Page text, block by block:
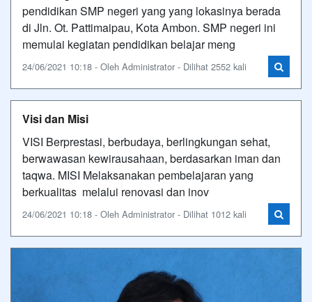
pendidikan SMP negeri yang yang lokasinya berada
di Jln. Ot. Pattimaipau, Kota Ambon. SMP negeri ini
memulai kegiatan pendidikan belajar meng
24/06/2021 10:18 - Oleh Administrator - Dilihat 2552 kali
Visi dan Misi
VISI Berprestasi, berbudaya, berlingkungan sehat,
berwawasan kewirausahaan, berdasarkan iman dan
taqwa. MISI Melaksanakan pembelajaran yang
berkualitas melalui renovasi dan inov
24/06/2021 10:18 - Oleh Administrator - Dilihat 1012 kali